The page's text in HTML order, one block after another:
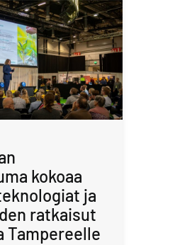
kokoaa
ja
ratkaisut
Tampereelle